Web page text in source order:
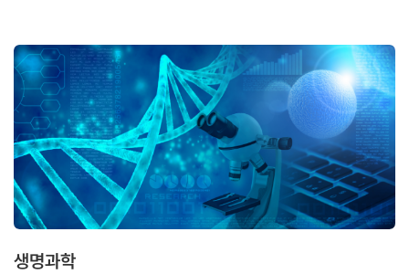
생명과학